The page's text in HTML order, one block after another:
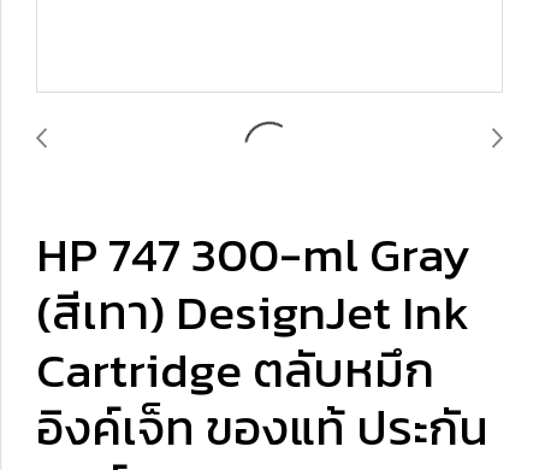
HP 747 300-ml Gray
(สีเทา) DesignJet Ink
Cartridge ตลับหมึก
อิงค์เจ็ท ของแท้ ประกัน